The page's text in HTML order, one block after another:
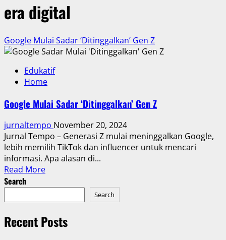
era digital
Google Mulai Sadar ‘Ditinggalkan’ Gen Z
Edukatif
Home
Google Mulai Sadar ‘Ditinggalkan’ Gen Z
jurnaltempo November 20, 2024
Jurnal Tempo – Generasi Z mulai meninggalkan Google,
lebih memilih TikTok dan influencer untuk mencari
informasi. Apa alasan di...
Read MoreRead
about
Google
Sadar
Search
Search
Recent Posts